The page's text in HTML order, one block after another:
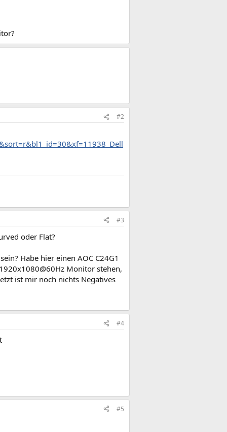
#2
#3
oder Flat?
Habe hier einen AOC C24G1
Monitor stehen,
ist mir noch nichts Negatives
#4
#5